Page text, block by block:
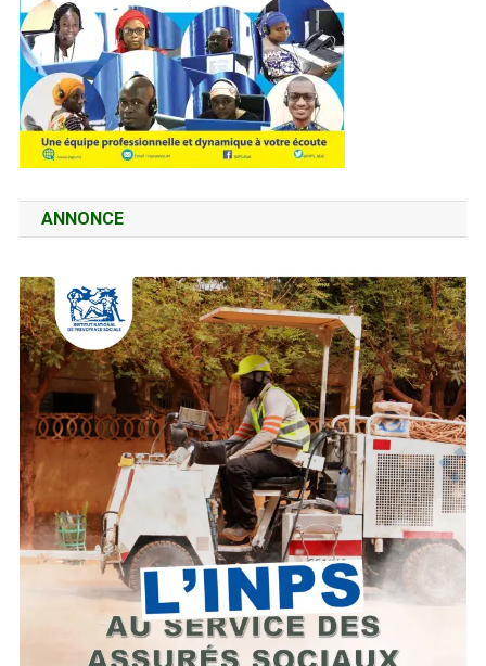
ANNONCE